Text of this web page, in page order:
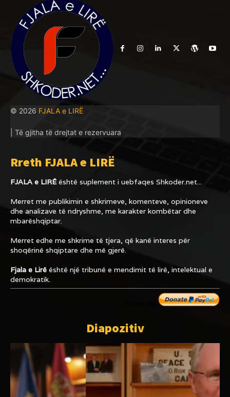
© 2026 FJALA e LIRË
| Të gjitha të drejtat e rezervuara
Rreth FJALA e LIRË
FJALA e LIRËështë suplement i uebfaqes Shkoder.net...
Merret me publikimin e shkrimeve, komenteve, opinioneve
dhe analizave të ndryshme, me karakter kombëtar dhe
mbarëshqiptar.
Merret edhe me shkrime të tjera, që kanë interes për
shoqërinë shqiptare dhe më gjerë.
Fjala e Lirë është një tribunë e mendimit të lirë, intelektual e
demokratik.
Diapozitiv